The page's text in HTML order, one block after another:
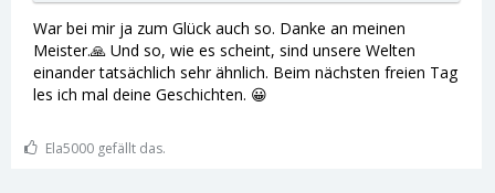
War bei mir ja zum Glück auch so. Danke an meinen
Meister.🙏 Und so, wie es scheint, sind unsere Welten
einander tatsächlich sehr ähnlich. Beim nächsten freien Tag
les ich mal deine Geschichten. 😀
Ela5000 gefällt das.